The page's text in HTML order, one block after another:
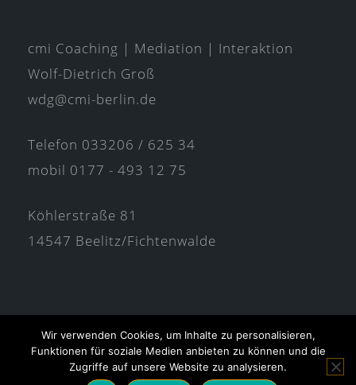
cmi Coaching | Mediation | Interaktion
Wolf-Dietrich Groß
wdg@cmi-berlin.de
Telefon 033206 / 625 34
mobil 0177 - 493 12 75
Köhlerstraße 81
14547 Beelitz/Fichtenwalde
Impressum
Datenschutzerklärung
Wir verwenden Cookies, um Inhalte zu personalisieren,
Funktionen für soziale Medien anbieten zu können und die
Zugriffe auf unsere Website zu analysieren.